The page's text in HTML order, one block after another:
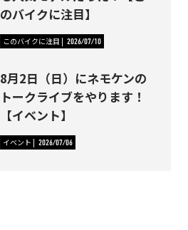
のバイクに注目】
このバイクに注目 2026/07/10
8月2日（日）にネモケンの
トークライブをやります！
【イベント】
イベント 2026/07/06